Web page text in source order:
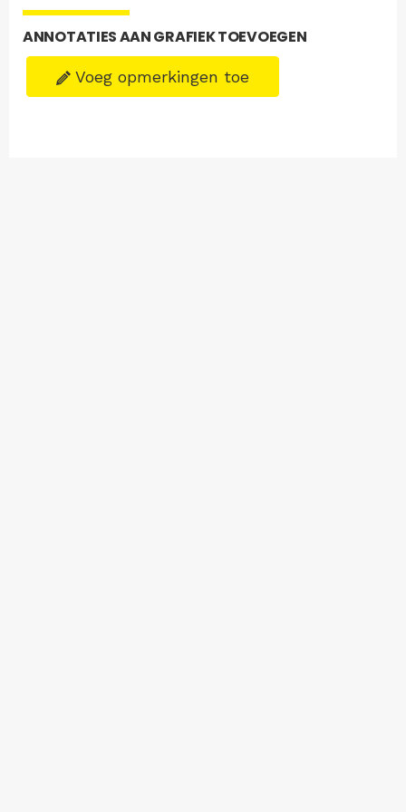
ANNOTATIES AAN GRAFIEK TOEVOEGEN
Voeg opmerkingen toe